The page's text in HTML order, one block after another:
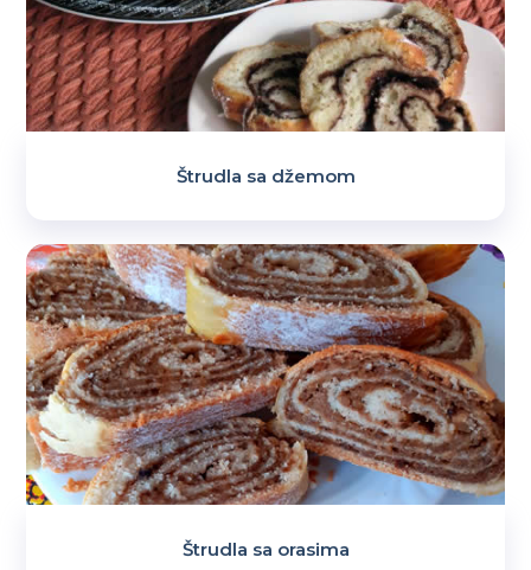
Štrudla sa džemom
Štrudla sa orasima